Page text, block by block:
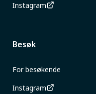
Instagram
Besøk
For besøkende
Instagram